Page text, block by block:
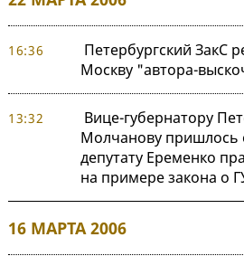
16:36
Петербургский ЗакС
Москву "автора-
13:32
Вице-губернатору
Молчанову пришлось
депутату Еременко
на примере закона о
16 МАРТА 2006